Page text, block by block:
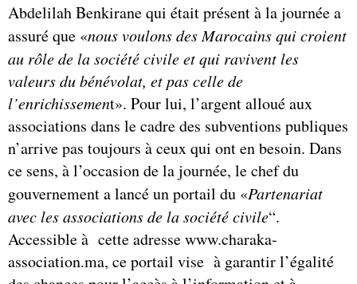
Abdelilah Benkirane qui était présent à la journée a
assuré que «nous voulons des Marocains qui croient
au rôle de la société civile et qui ravivent les
valeurs du bénévolat, et pas celle de
l’enrichissement». Pour lui, l’argent alloué aux
associations dans le cadre des subventions publiques
n’arrive pas toujours à ceux qui ont en besoin. Dans
ce sens, à l’occasion de la journée, le chef du
gouvernement a lancé un portail du «Partenariat
avec les associations de la société civile“.
Accessible à cette adresse www.charaka-
association.ma, ce portail vise à garantir l’égalité